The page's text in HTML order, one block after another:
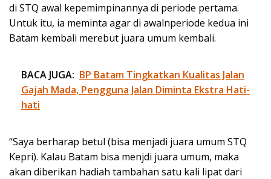
di STQ awal kepemimpinannya di periode pertama.
Untuk itu, ia meminta agar di awalnperiode kedua ini
Batam kembali merebut juara umum kembali.
BACA JUGA: BP Batam Tingkatkan Kualitas Jalan
Gajah Mada, Pengguna Jalan Diminta Ekstra Hati-
hati
“Saya berharap betul (bisa menjadi juara umum STQ
Kepri). Kalau Batam bisa menjdi juara umum, maka
akan diberikan hadiah tambahan satu kali lipat dari